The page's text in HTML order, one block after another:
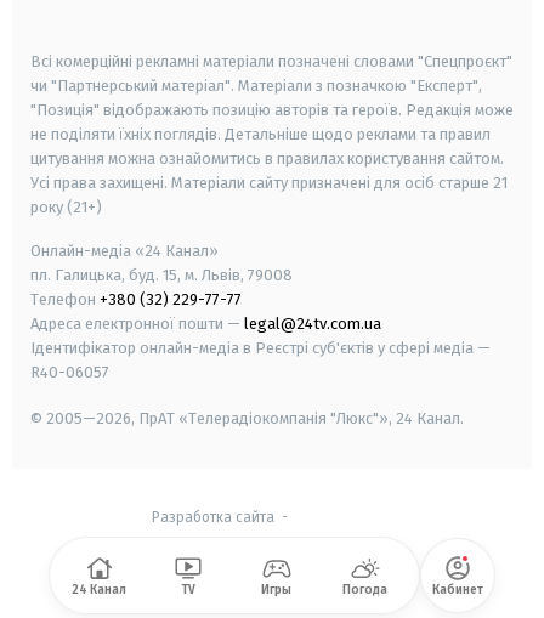
Всі комерційні рекламні матеріали позначені словами "Спецпроєкт"
чи "Партнерський матеріал". Матеріали з позначкою "Експерт",
"Позиція" відображають позицію авторів та героїв. Редакція може
не поділяти їхніх поглядів. Детальніше щодо реклами та правил
цитування можна ознайомитись в правилах користування сайтом.
Усі права захищені. Матеріали сайту призначені для осіб старше 21
року (21+)
Онлайн-медіа «24 Канал»
пл. Галицька, буд. 15, м. Львів, 79008
Телефон +380 (32) 229-77-77
Адреса електронної пошти — legal@24tv.com.ua
Ідентифікатор онлайн-медіа в Реєстрі суб'єктів у сфері медіа —
R40-06057
© 2005—2026, ПрАТ «Телерадіокомпанія "Люкс"», 24 Канал.
Разработка сайта -
24 Канал TV Игры Погода Кабинет